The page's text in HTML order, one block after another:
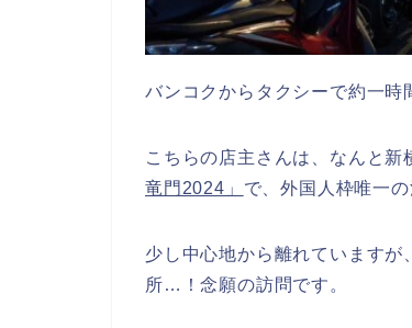
バンコクからタクシーで約一時
こちらの店主さんは、なんと新
竜門2024」 で、外国人枠唯一
少し中心地から離れています
所…！念願の訪問です。